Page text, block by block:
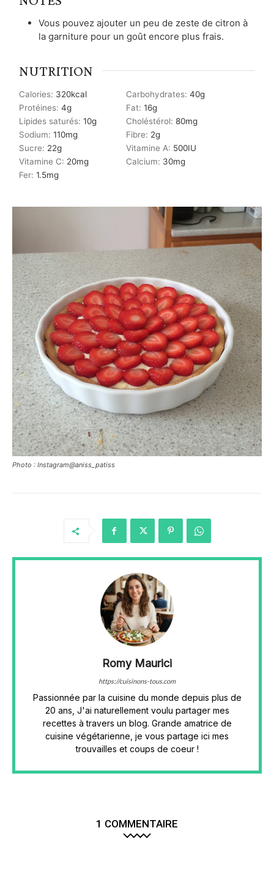
Vous pouvez ajouter un peu de zeste de citron à
la garniture pour un goût encore plus frais.
NUTRITION
Calories: 320kcal Carbohydrates: 40g
Protéines: 4g Fat: 16g
Lipides saturés: 10g Choléstérol: 80mg
Sodium: 110mg Fibre: 2g
Sucre: 22g Vitamine A: 500IU
Vitamine C: 20mg Calcium: 30mg
Fer: 1.5mg
Photo : Instagram@aniss_patiss
Romy Maurici
https://cuisinons-tous.com
Passionnée par la cuisine du monde depuis plus de
20 ans, J'ai naturellement voulu partager mes
recettes à travers un blog. Grande amatrice de
cuisine végétarienne, je vous partage ici mes
trouvailles et coups de coeur !
1 COMMENTAIRE